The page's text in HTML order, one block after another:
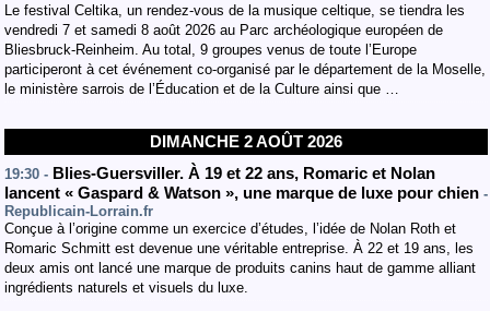
Le festival Celtika, un rendez-vous de la musique celtique, se tiendra les
vendredi 7 et samedi 8 août 2026 au Parc archéologique européen de
Bliesbruck-Reinheim. Au total, 9 groupes venus de toute l’Europe
participeront à cet événement co-organisé par le département de la Moselle,
le ministère sarrois de l’Éducation et de la Culture ainsi que …
DIMANCHE 2 AOÛT 2026
19:30 - Blies-Guersviller. À 19 et 22 ans, Romaric et Nolan
lancent « Gaspard & Watson », une marque de luxe pour chien -
Republicain-Lorrain.fr
Conçue à l’origine comme un exercice d’études, l’idée de Nolan Roth et
Romaric Schmitt est devenue une véritable entreprise. À 22 et 19 ans, les
deux amis ont lancé une marque de produits canins haut de gamme alliant
ingrédients naturels et visuels du luxe.